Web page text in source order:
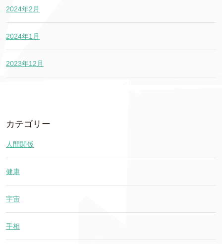
2024年2月
2024年1月
2023年12月
カテゴリー
人間関係
健康
宇宙
手相